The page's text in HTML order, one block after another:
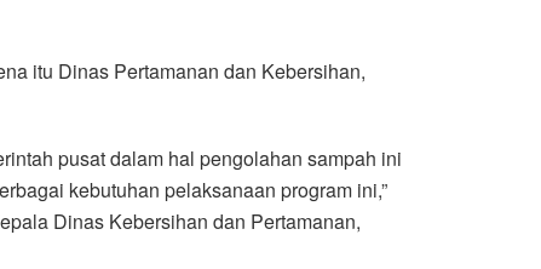
itu Dinas Pertamanan dan Kebersihan,
pusat dalam hal pengolahan sampah ini
kebutuhan pelaksanaan program ini,”
Dinas Kebersihan dan Pertamanan,